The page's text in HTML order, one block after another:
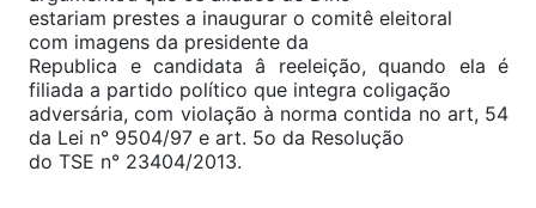
estariam prestes a inaugurar o comitê eleitoral
com imagens da presidente da
Republica e candidata â reeleição, quando ela é
filiada a partido político que integra coligação
adversária, com violação à norma contida no art, 54
da Lei n° 9504/97 e art. 5o da Resolução
do TSE n° 23404/2013.